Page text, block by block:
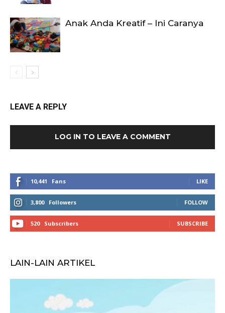
Anak Anda Kreatif – Ini Caranya
LEAVE A REPLY
LOG IN TO LEAVE A COMMENT
10,441 Fans LIKE
3,800 Followers FOLLOW
520 Subscribers SUBSCRIBE
LAIN-LAIN ARTIKEL